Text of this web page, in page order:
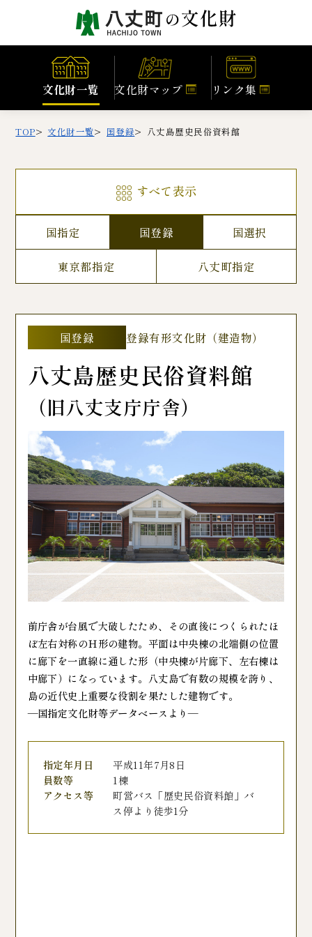
文化財一覧 文化財マップ リンク集
TOP 文化財一覧 国登録 八丈島歴史民俗資料館
すべて表示
国指定 国登録 国選択
東京都指定 八丈町指定
国登録 登録有形文化財（建造物）
八丈島歴史民俗資料館
（旧八丈支庁庁舎）
前庁舎が台風で大破したため、その直後につくられたほ
ぼ左右対称のＨ形の建物。平面は中央棟の北端側の位置
に廊下を一直線に通した形（中央棟が片廊下、左右棟は
中廊下）になっています。八丈島で有数の規模を誇り、
島の近代史上重要な役割を果たした建物です。
―国指定文化財等データベースより―
指定年月日
平成11年7月8日
員数等
1棟
アクセス等
町営バス「歴史民俗資料館」バ
ス停より徒歩1分